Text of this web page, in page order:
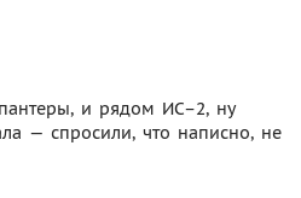
и рядом ИС–2, ну
— спросили, что написно, не